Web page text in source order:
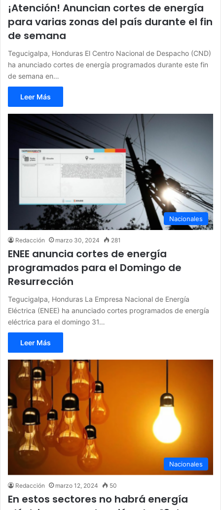
¡Atención! Anuncian cortes de energía
para varias zonas del país durante el fin
de semana
Tegucigalpa, Honduras El Centro Nacional de Despacho (CND)
ha anunciado cortes de energía programados durante este fin
de semana en…
Leer Más
Nacionales
Redacción marzo 30, 2024 281
ENEE anuncia cortes de energía
programados para el Domingo de
Resurrección
Tegucigalpa, Honduras La Empresa Nacional de Energía
Eléctrica (ENEE) ha anunciado cortes programados de energía
eléctrica para el domingo 31…
Leer Más
Nacionales
Redacción marzo 12, 2024 50
En estos sectores no habrá energía